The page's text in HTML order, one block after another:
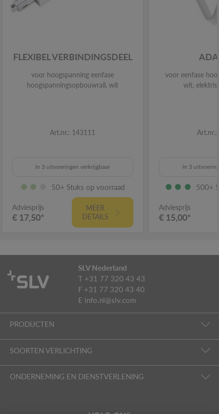
FLEXIBEL VERBINDINGSDEEL
voor hoogspanning eenfase
hoogspanningsopbouwrail, wit
Art.nr.: 143111
In 3 uitvoeringen verkrijgbaar
50+ Stuks op voorraad
Adviesprijs
€ 17,50*
MEER
DETAILS
voor eenfase
wit,
In 3
500+
Adviesprijs
€ 15,00*
SLV Nederland
T +31 77 320 43 43
F +31 77 320 43 40
E info.nl@slv.com
PRODUCTEN
SOORTEN VERLICHTING
ONDERNEMING EN DIENSTVERLENING